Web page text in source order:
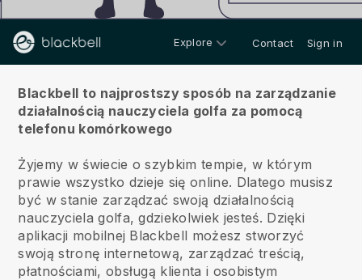
Explore Contact Sign in
Blackbell to najprostszy sposób na zarządzanie
działalnością nauczyciela golfa za pomocą
telefonu komórkowego
Żyjemy w świecie o szybkim tempie, w którym
prawie wszystko dzieje się online. Dlatego musisz
być w stanie zarządzać swoją działalnością
nauczyciela golfa, gdziekolwiek jesteś. Dzięki
aplikacji mobilnej Blackbell możesz stworzyć
swoją stronę internetową, zarządzać treścią,
płatnościami, obsługą klienta i osobistym